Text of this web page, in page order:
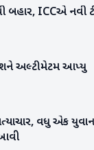
બહાર, ICCએ નવી
અલ્ટીમેટમ આપ્યુ
વધુ એક
આવી